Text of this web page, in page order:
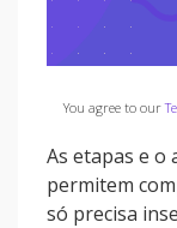
You agree to our
As etapas e o
permitem
só precisa